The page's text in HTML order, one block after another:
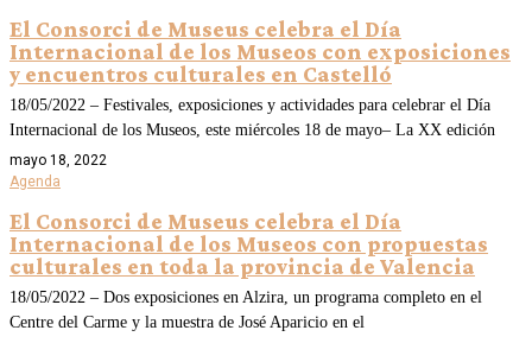
El Consorci de Museus celebra el Día
Internacional de los Museos con exposiciones
y encuentros culturales en Castelló
18/05/2022 – Festivales, exposiciones y actividades para celebrar el Día
Internacional de los Museos, este miércoles 18 de mayo– La XX edición
mayo 18, 2022
Agenda
El Consorci de Museus celebra el Día
Internacional de los Museos con propuestas
culturales en toda la provincia de Valencia
18/05/2022 – Dos exposiciones en Alzira, un programa completo en el
Centre del Carme y la muestra de José Aparicio en el